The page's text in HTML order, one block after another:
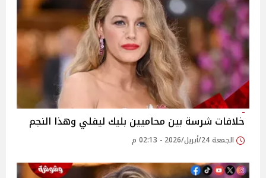
خلافات شرسة بين محاميين بليك ليفلي وهذا النجم
الجمعة 24/أبريل/2026 - 02:13 م